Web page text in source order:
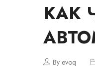
КАК
By evoq